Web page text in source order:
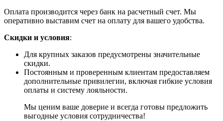
Оплата производится через банк на расчетный счет. Мы
оперативно выставим счет на оплату для вашего удобства.
Скидки и условия:
Для крупных заказов предусмотрены значительные
скидки.
Постоянным и проверенным клиентам предоставляем
дополнительные привилегии, включая гибкие условия
оплаты и систему лояльности.
Мы ценим ваше доверие и всегда готовы предложить
выгодные условия сотрудничества!